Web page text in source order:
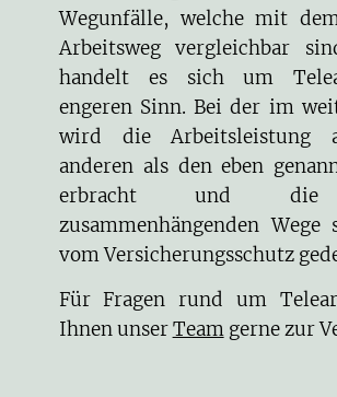
Wegunfälle, welche mit
Arbeitsweg vergleichbar
handelt es sich um
engeren Sinn. Bei der im
wird die Arbeitsleistung
anderen als den eben
erbracht und die
zusammenhängenden
vom Versicherungsschutz
Für Fragen rund um
Ihnen unserTeamgerne zur